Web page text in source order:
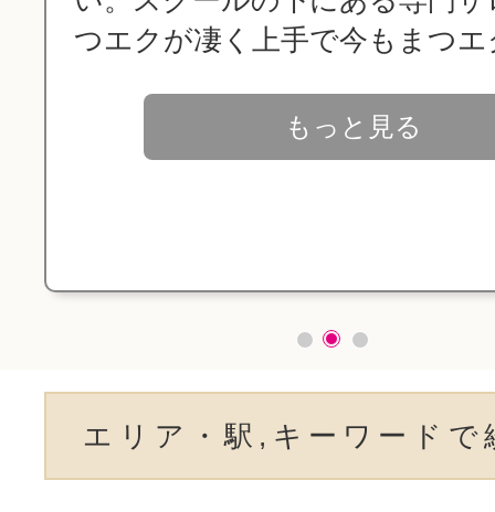
つエクが凄く上手で今もまつエ
もっと見る
エリア・駅,キーワードで